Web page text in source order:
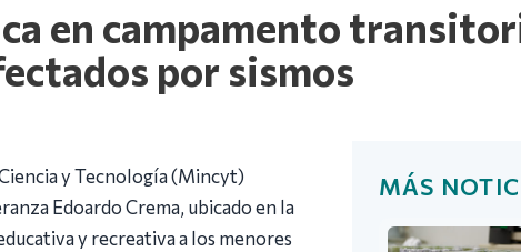
en campamento
por sismos
y Tecnología (Mincyt)
Edoardo Crema, ubicado en la
y recreativa a los menores
MÁS